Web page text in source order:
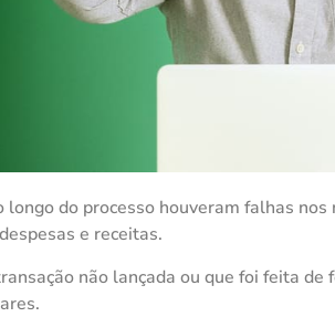
do processo houveram falhas
e receitas.
não lançada ou que foi feita